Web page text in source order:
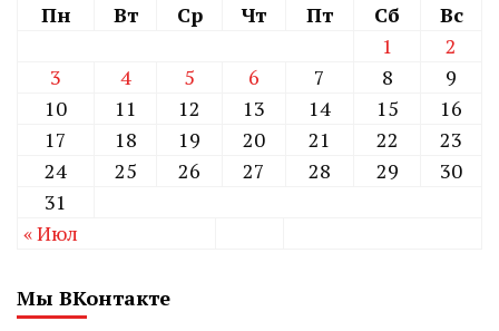
Пн
Вт Ср Чт Пт Сб
Вс
1
2
3
4 5 6 7 8
9
10
11 12 13 14 15
16
17
18 19 20 21 22
23
24
25 26 27 28 29
30
31
« Июл
Мы ВКонтакте